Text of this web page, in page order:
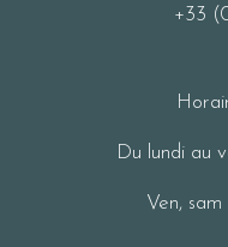
+33
Du lundi au
Ven,